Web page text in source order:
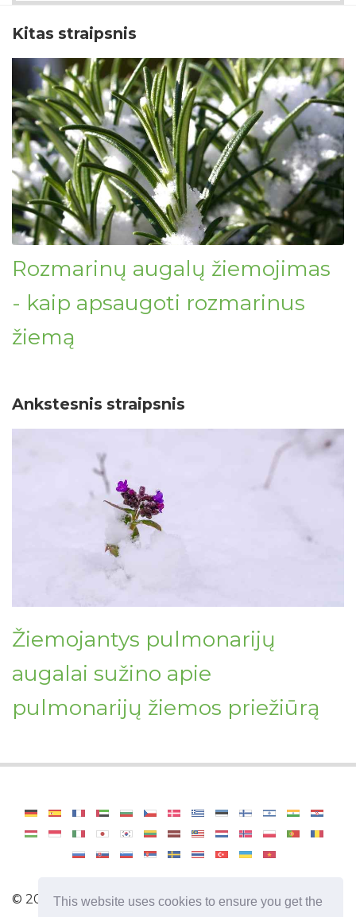
This website uses cookies to ensure you get the
Kitas straipsnis
Rozmarinų augalų žiemojimas
- kaip apsaugoti rozmarinus
žiemą
Ankstesnis straipsnis
Žiemojantys pulmonarijų
augalai sužino apie
pulmonarijų žiemos priežiūrą
© 2026Haenselblatt